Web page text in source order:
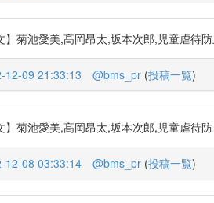
】菊池愛美,髙岡昂太,坂本次郎,児童虐
12-09 21:33:13 @bms_pr (投稿一覧)
】菊池愛美,髙岡昂太,坂本次郎,児童虐
12-08 03:33:14 @bms_pr (投稿一覧)